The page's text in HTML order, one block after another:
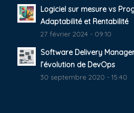
Logiciel sur mesure vs
Adaptabilité et Rentabilité
27 février 2024 - 09:10
Software Delivery
l’évolution de DevOps
30 septembre 2020 - 15:40